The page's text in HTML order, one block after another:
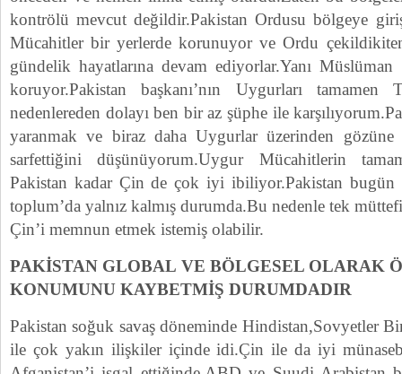
kontrölü mevcut değildir.Pakistan Ordusu bölgeye
Mücahitler bir yerlerde korunuyor ve Ordu
gündelik hayatlarına devam ediyorlar.Yanı
koruyor.Pakistan başkanı’nın Uygurları tamamen
nedenlereden dolayı ben bir az şüphe ile
yaranmak ve biraz daha Uygurlar üzerinden
sarfettiğini düşünüyorum.Uygur Mücahitlerin
Pakistan kadar Çin de çok iyi ibiliyor.Pakistan bugün
toplum’da yalnız kalmış durumda.Bu nedenle tek
Çin’i memnun etmek istemiş olabilir.
PAKİSTAN GLOBAL VE BÖLGESEL OLARAK
KONUMUNU KAYBETMİŞ DURUMDADIR
Pakistan soğuk savaş döneminde Hindistan,Sovyetler
ile çok yakın ilişkiler içinde idi.Çin ile da iyi